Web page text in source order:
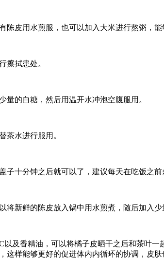
陈皮用水煎服，也可以加入大米进行熬粥，能
擦拭患处。
的白糖，然后用温开水冲泡空腹服用。
茶水进行服用。
子十分钟之后就可以了，建议每天在吃饭之
将新鲜的陈皮放入锅中用水煎煮，随后加入
及香精油，可以将橘子皮晒干之后和茶叶
这样能够更好的促进体内内循环的协调，皮肤